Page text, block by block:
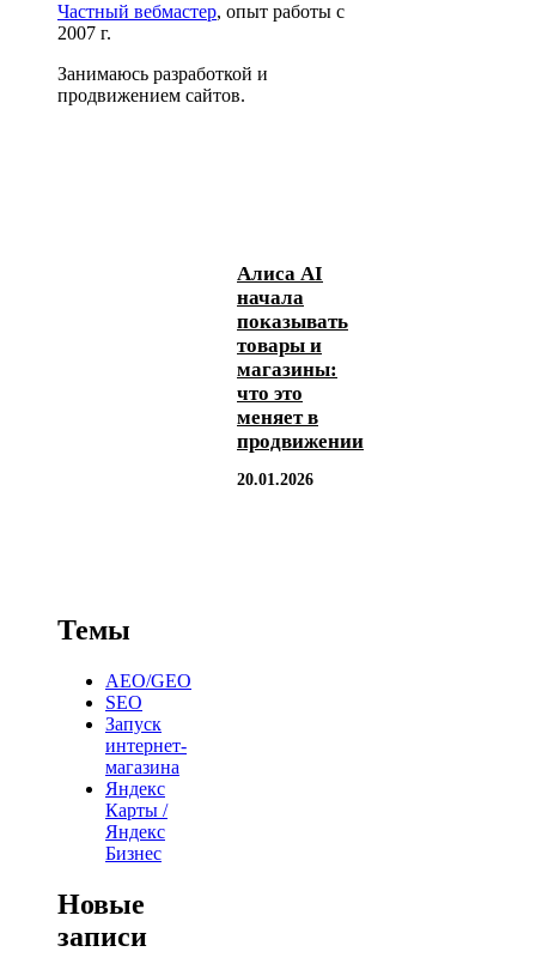
Частный вебмастер, опыт работы с
2007 г.
Занимаюсь разработкой и
продвижением сайтов.
Алиса AI
начала
показывать
товары и
магазины:
что это
меняет в
продвижении
20.01.2026
Темы
AEO/GEO
SEO
Запуск
интернет-
магазина
Яндекс
Карты /
Яндекс
Бизнес
Новые
записи